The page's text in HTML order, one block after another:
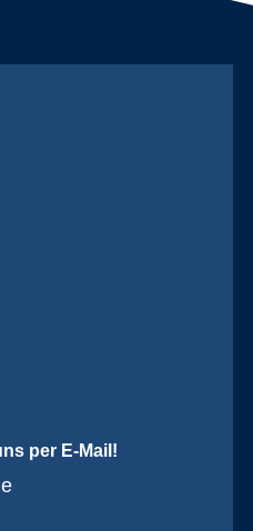
per E-Mail!